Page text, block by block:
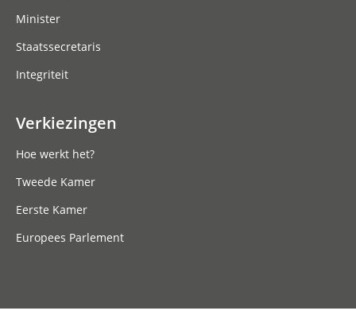
Minister
Staatssecretaris
Integriteit
Verkiezingen
Hoe werkt het?
Tweede Kamer
Eerste Kamer
Europees Parlement